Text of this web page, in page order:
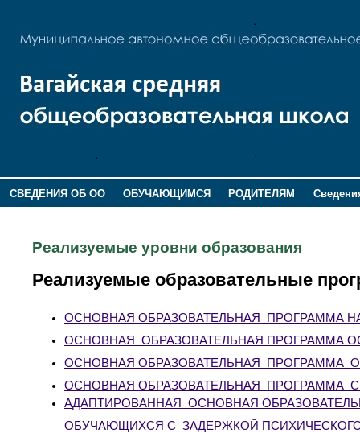
СВЕДЕНИЯ ОБ ОО ОБУЧАЮЩИМСЯ РОДИТЕЛЯМ
Реализуемые уровни образования
Реализуемые образовательные
ОСНОВНАЯ ОБРАЗОВАТЕЛЬНАЯ ПРОГРАММА
ОСНОВНАЯ ОБРАЗОВАТЕЛЬНАЯ ПРОГРАММА
ОСНОВНАЯ ОБРАЗОВАТЕЛЬНАЯ ПРОГРАММА
ОСНОВНАЯ ОБРАЗОВАТЕЛЬНАЯ ПРОГРАММА
АДАПТИРОВАННАЯ ОСНОВНАЯ
ОБУЧАЮЩИХСЯ С ЗАДЕРЖКОЙ